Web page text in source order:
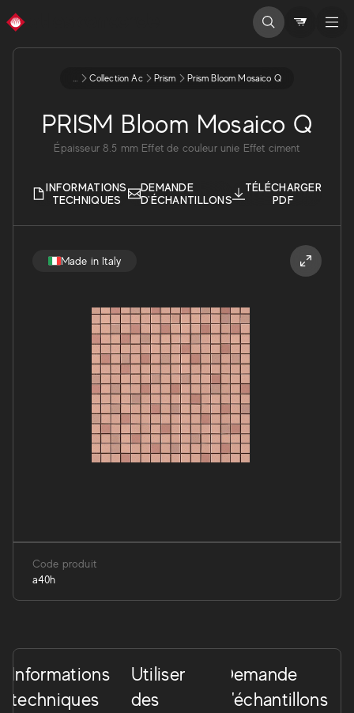
Made in Italy
... Collection Ac Prism Prism Bloom Mosaico Q
PRISM Bloom Mosaico Q
Épaisseur 8.5 mm Effet de couleur unie Effet ciment
INFORMATIONS
TECHNIQUES
DEMANDE
D'ÉCHANTILLONS
TÉLÉCHARGER
PDF
Code produit
a40h
Informations
techniques
Utiliser
des
Demande
d'échantillons